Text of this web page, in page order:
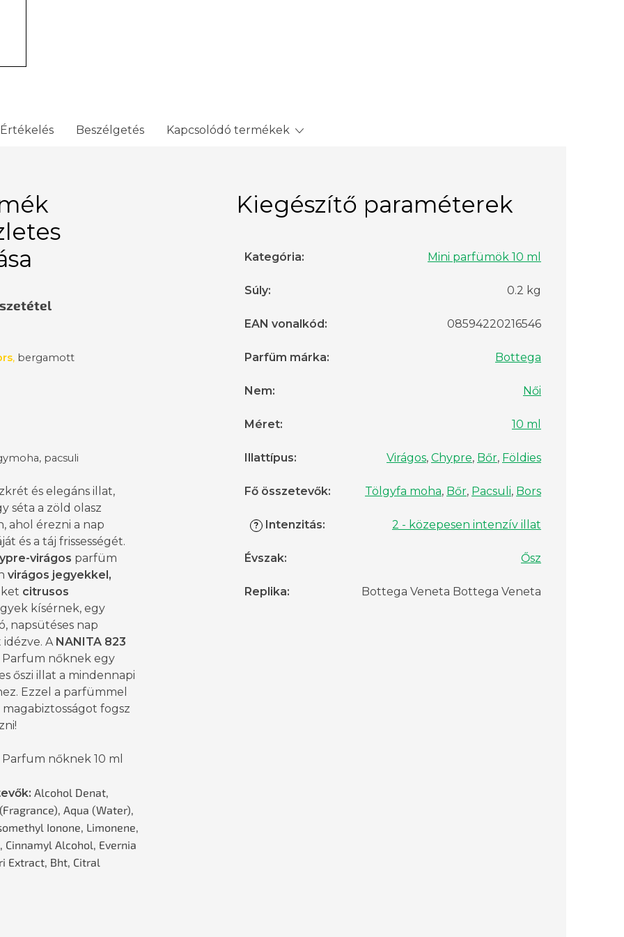
Értékelés Beszélgetés Kapcsolódó termékek
, bergamott
pacsuli
és elegáns illat,
séta a zöld olasz
ahol érezni a nap
és a táj frissességét.
virágos parfüm
virágos jegyekkel,
citrusos
kísérnek, egy
napsütéses nap
ANANITA 823
Parfum nőknek egy
őszi illat a mindennapi
Ezzel a parfümmel
fogsz
nőknek 10 ml
Alcohol Denat,
Aqua (Water),
Ionone, Limonene,
Cinnamyl Alcohol, Evernia
Extract, Bht, Citral
Kiegészítő paraméterek
Kategória: Mini parfümök 10 ml
Súly: 0.2 kg
EAN vonalkód : 08594220216546
Parfüm márka: Bottega
Nem: Női
Méret: 10 ml
Illattípus: Virágos, Chypre, Bőr, Földies
Fő összetevők: Tölgyfa moha, Bőr, Pacsuli, Bors
? Intenzitás: 2 - közepesen intenzív illat
Évszak: Ősz
Replika: Bottega Veneta Bottega Veneta